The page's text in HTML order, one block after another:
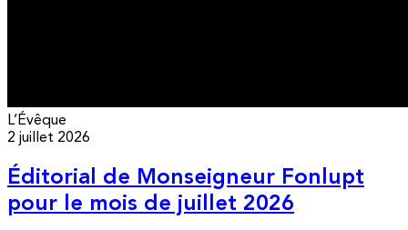
L’Évêque
2 juillet 2026
Éditorial de Monseigneur Fonlupt
pour le mois de juillet 2026